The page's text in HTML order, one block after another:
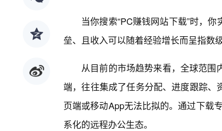
当你搜索“PC赚钱网站下载”时，
垒、且收入可以随着经验增长而呈指数
从目前的市场趋势来看，全球范围
端，往往集成了任务分配、进度跟踪
页端或移动App无法比拟的。通过下载
系化的远程办公生态。